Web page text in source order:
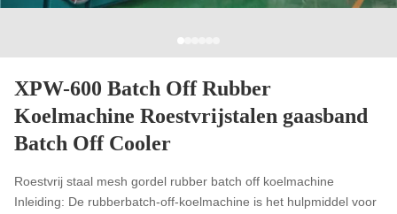
XPW-600 Batch Off Rubber
Koelmachine Roestvrijstalen gaasband
Batch Off Cooler
Roestvrij staal mesh gordel rubber batch off koelmachine
Inleiding: De rubberbatch-off-koelmachine is het hulpmiddel voor